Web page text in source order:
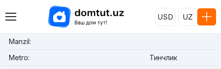
USD UZ
Manzil:
Metro:
Тинчлик